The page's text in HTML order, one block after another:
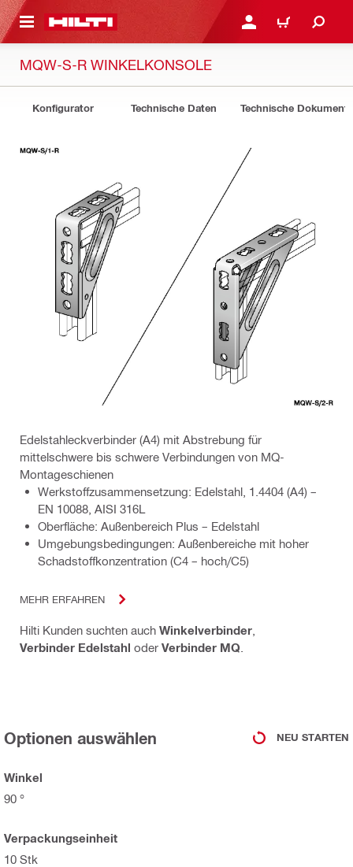
ANMELDEN ODER
WARENKORB
MQW-S-R WINKELKONSOLE
Konfigurator Technische Daten Technische Dokumente
Edelstahleckverbinder (A4) mit Abstrebung für
mittelschwere bis schwere Verbindungen von MQ-
Montageschienen
Werkstoffzusammensetzung: Edelstahl, 1.4404 (A4) –
EN 10088, AISI 316L
Oberfläche: Außenbereich Plus – Edelstahl
Umgebungsbedingungen: Außenbereiche mit hoher
Schadstoffkonzentration (C4 – hoch/C5)
MEHR ERFAHREN
Hilti Kunden suchten auch Winkelverbinder
Verbinder Edelstahl oder Verbinder MQ
Optionen auswählen NEU STARTEN
Winkel
90 °
Verpackungseinheit
10 Stk